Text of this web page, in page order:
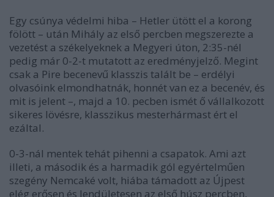
Egy csúnya védelmi hiba – Hetler ütött el a korong
fölött – után Mihály az első percben megszerezte a
vezetést a székelyeknek a Megyeri úton, 2:35-nél
pedig már 0-2-t mutatott az eredményjelző. Megint
csak a Pire becenevű klasszis talált be – erdélyi
olvasóink elmondhatnák, honnét van ez a becenév, és
mit is jelent –, majd a 10. pecben ismét ő vállalkozott
sikeres lövésre, klasszikus mesterhármast ért el
ezáltal.
0-3-nál mentek tehát pihenni a csapatok. Ami azt
illeti, a második és a harmadik gól egyértelműen
szegény Nemcaké volt, hiába támadott az Újpest
elég erősen és lendületesen az első húsz percben,